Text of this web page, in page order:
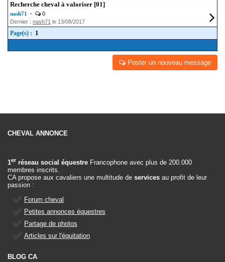
Recherche cheval à valoriser [01]
nash71 -
0
Dernier : nash71 le 13/08/2017
Page(s) : 1
Poster un nouveau message
CHEVAL ANNONCE
1er réseau social équestre Francophone avec plus de 200.000
membres inscrits.
CA propose aux cavaliers une multitude de services au profit de leur
passion :
Forum cheval
Petites annonces équestres
Partage de photos
Articles sur l'équitation
BLOG CA